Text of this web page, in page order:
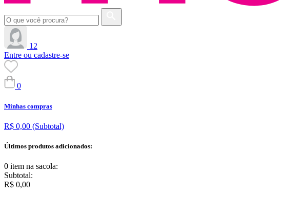
12
Entre ou cadastre-se
0
Minhas compras
R$ 0,00 (Subtotal)
Últimos produtos adicionados:
0 item na sacola:
Subtotal:
R$ 0,00